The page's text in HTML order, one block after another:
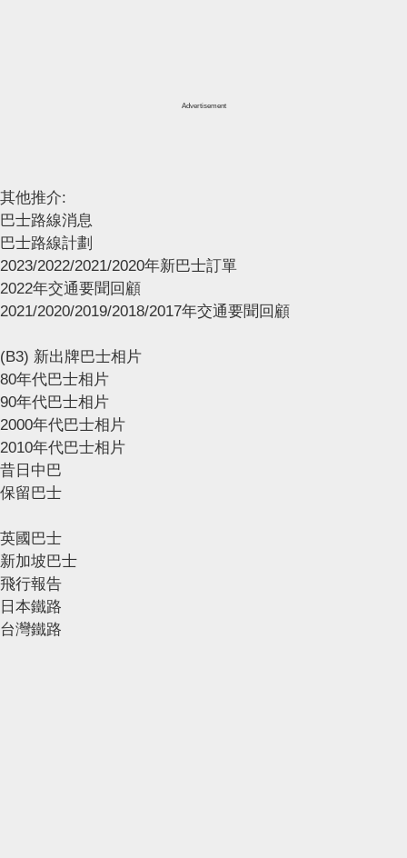
Advertisement
其他推介:
巴士路線消息
巴士路線計劃
2023/2022/2021/2020年新巴士訂單
2022年交通要聞回顧
2021/2020/2019/2018/2017年交通要聞回顧
(B3) 新出牌巴士相片
80年代巴士相片
90年代巴士相片
2000年代巴士相片
2010年代巴士相片
昔日中巴
保留巴士
英國巴士
新加坡巴士
飛行報告
日本鐵路
台灣鐵路